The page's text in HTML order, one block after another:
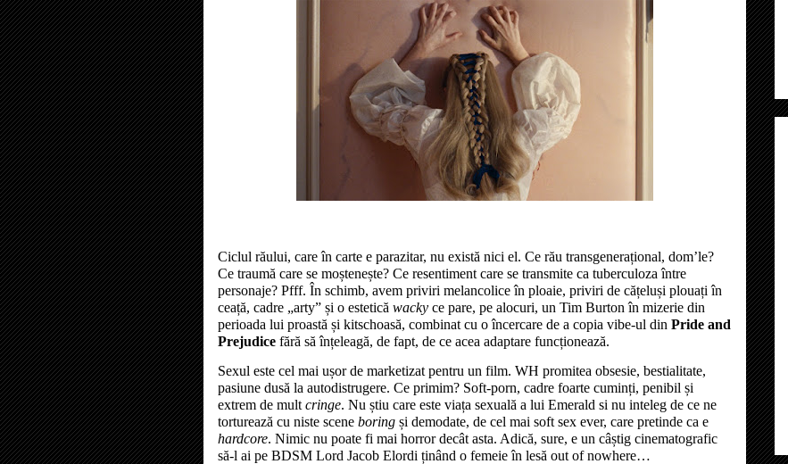
Ciclul răului, care în carte e parazitar, nu există nici el. Ce rău transgenerațional, dom’le?
Ce traumă care se moștenește? Ce resentiment care se transmite ca tuberculoza între
personaje? Pfff. În schimb, avem priviri melancolice în ploaie, priviri de cățeluși plouați în
ceață, cadre „arty” și o estetică wacky ce pare, pe alocuri, un Tim Burton în mizerie din
perioada lui proastă și kitschoasă, combinat cu o încercare de a copia vibe-ul din Pride and
Prejudice fără să înțeleagă, de fapt, de ce acea adaptare funcționează.
Sexul este cel mai ușor de marketizat pentru un film. WH promitea obsesie, bestialitate,
pasiune dusă la autodistrugere. Ce primim? Soft-porn, cadre foarte cuminți, penibil și
extrem de mult cringe. Nu știu care este viața sexuală a lui Emerald si nu inteleg de ce ne
torturează cu niste scene boring și demodate, de cel mai soft sex ever, care pretinde ca e
hardcore. Nimic nu poate fi mai horror decât asta. Adică, sure, e un câștig cinematografic
să-l ai pe BDSM Lord Jacob Elordi ținând o femeie în lesă out of nowhere…